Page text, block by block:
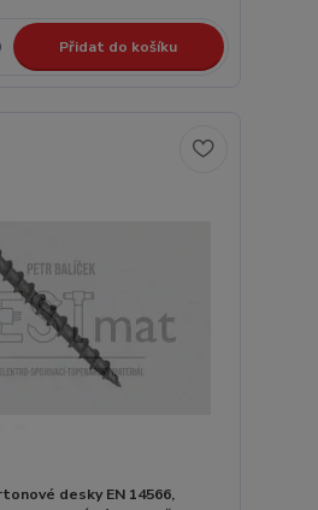
Přidat do košíku
desky EN 14566,